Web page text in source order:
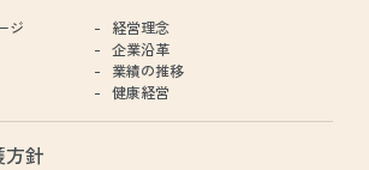
ジ
経営理念
企業沿革
業績の推移
健康経営
針